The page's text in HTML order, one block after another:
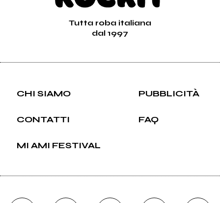
Tutta roba italiana
dal 1997
CHI SIAMO PUBBLICITÀ
CONTATTI FAQ
MI AMI FESTIVAL